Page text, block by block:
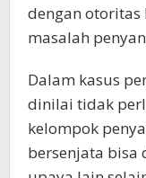
dengan otoritas
masalah
Dalam kasus
dinilai tidak
kelompok
bersenjata bisa